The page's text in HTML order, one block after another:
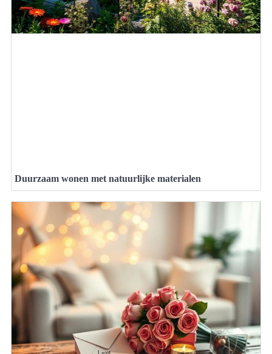
Duurzaam wonen met natuurlijke materialen